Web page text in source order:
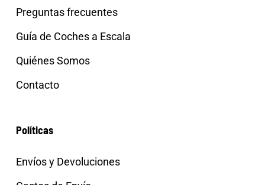
Preguntas frecuentes
Guía de Coches a Escala
Quiénes Somos
Contacto
Políticas
Envíos y Devoluciones